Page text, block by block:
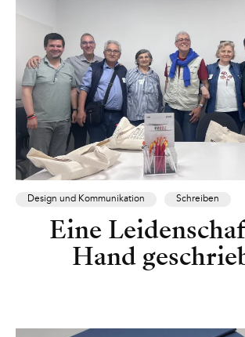
Design und Kommunikation Schreiben
Eine
Hand